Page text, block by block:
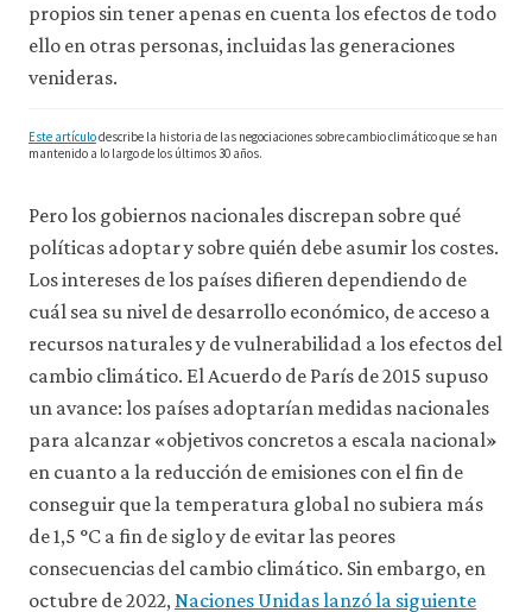
cedemos
datos
personales
ni
a
los
empleamos
con
ningún
otro
Para
obtener
más
detallada
las
cookies
que
utilizamos,
consulta
nuestra
propios sin tener apenas en cuenta los efectos de todo
ello en otras personas, incluidas las generaciones
venideras.
Este artículodescribe la historia de las negociaciones sobre cambio climático que se han
mantenido a lo largo de los últimos 30 años.
Pero los gobiernos nacionales discrepan sobre qué
políticas adoptar y sobre quién debe asumir los costes.
Los intereses de los países difieren dependiendo de
cuál sea su nivel de desarrollo económico, de acceso a
recursos naturales y de vulnerabilidad a los efectos del
cambio climático. El Acuerdo de París de 2015 supuso
un avance: los países adoptarían medidas nacionales
para alcanzar «objetivos concretos a escala nacional»
en cuanto a la reducción de emisiones con el fin de
conseguir que la temperatura global no subiera más
de 1,5 °C a fin de siglo y de evitar las peores
consecuencias del cambio climático. Sin embargo, en
octubre de 2022, Naciones Unidas lanzó la siguiente